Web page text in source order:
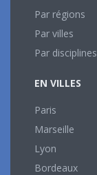
Par régions
Par villes
Par disciplines
EN VILLES
Paris
Marseille
Lyon
Bordeaux